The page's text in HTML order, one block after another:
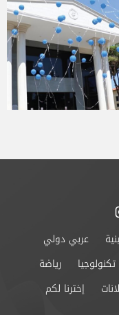
عربي دولي
تكنولوجيا
رياضة
إخترنا لكم